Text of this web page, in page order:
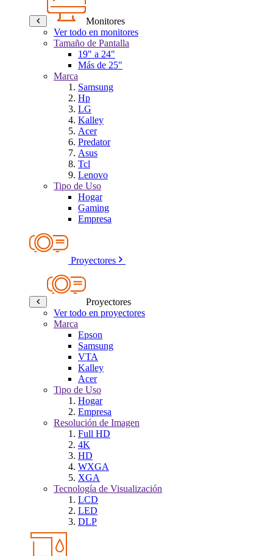
Monitores
Ver todo en monitores
Tamaño de Pantalla
19" a 24"
Más de 25"
Marca
Samsung
Hp
LG
Kalley
Acer
Predator
Asus
Tcl
Lenovo
Tipo de Uso
Hogar
Gaming
Empresa
Proyectores
Proyectores
Ver todo en proyectores
Marca
Epson
Samsung
VTA
Kalley
Acer
Tipo de Uso
Hogar
Empresa
Resolución de Imagen
Full HD
4K
HD
WXGA
XGA
Tecnología de Visualización
LCD
LED
DLP